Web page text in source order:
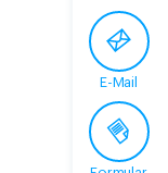
E-Mail